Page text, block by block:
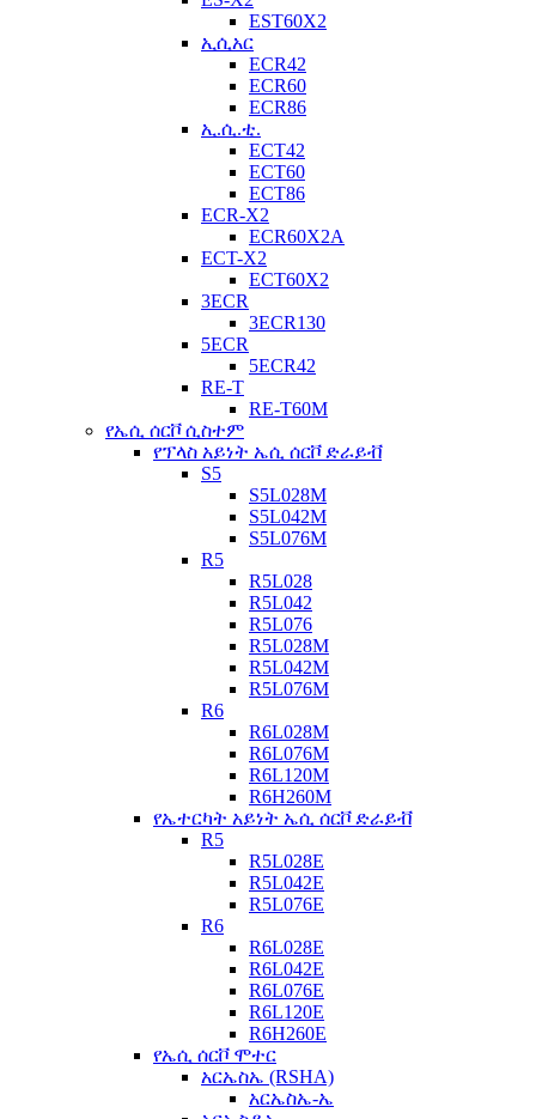
EST60X2
ኢሲአር
ECR42
ECR60
ECR86
ኢ.ሲ.ቲ.
ECT42
ECT60
ECT86
ECR-X2
ECR60X2A
ECT-X2
ECT60X2
3ECR
3ECR130
5ECR
5ECR42
RE-T
RE-T60M
የኤሲ ሰርቮ ሲስተም
የፕላስ አይነት ኤሲ ሰርቮ ድራይቭ
S5
S5L028M
S5L042M
S5L076M
R5
R5L028
R5L042
R5L076
R5L028M
R5L042M
R5L076M
R6
R6L028M
R6L076M
R6L120M
R6H260M
የኤተርካት አይነት ኤሲ ሰርቮ ድራይቭ
R5
R5L028E
R5L042E
R5L076E
R6
R6L028E
R6L042E
R6L076E
R6L120E
R6H260E
የኤሲ ሰርቮ ሞተር
አርኤስኤ (RSHA)
አርኤስኤ-ኤ